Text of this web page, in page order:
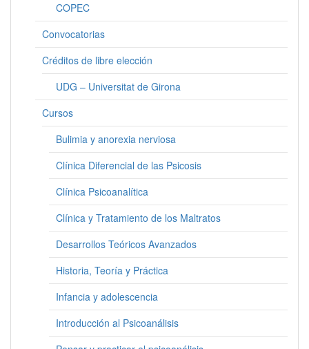
COPEC
Convocatorias
Créditos de libre elección
UDG – Universitat de Girona
Cursos
Bulimia y anorexia nerviosa
Clínica Diferencial de las Psicosis
Clínica Psicoanalítica
Clínica y Tratamiento de los Maltratos
Desarrollos Teóricos Avanzados
Historia, Teoría y Práctica
Infancia y adolescencia
Introducción al Psicoanálisis